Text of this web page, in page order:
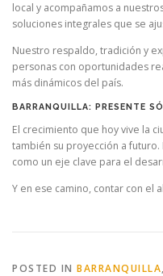
local y acompañamos a
soluciones integrales que se
Nuestro respaldo, tradición y
personas con oportunidades
más dinámicos del país.
BARRANQUILLA: PRESENTE
El crecimiento que hoy vive la
también su proyección a
como un eje clave para el
Y en ese camino, contar con el
POSTED IN BARRANQUILLA,